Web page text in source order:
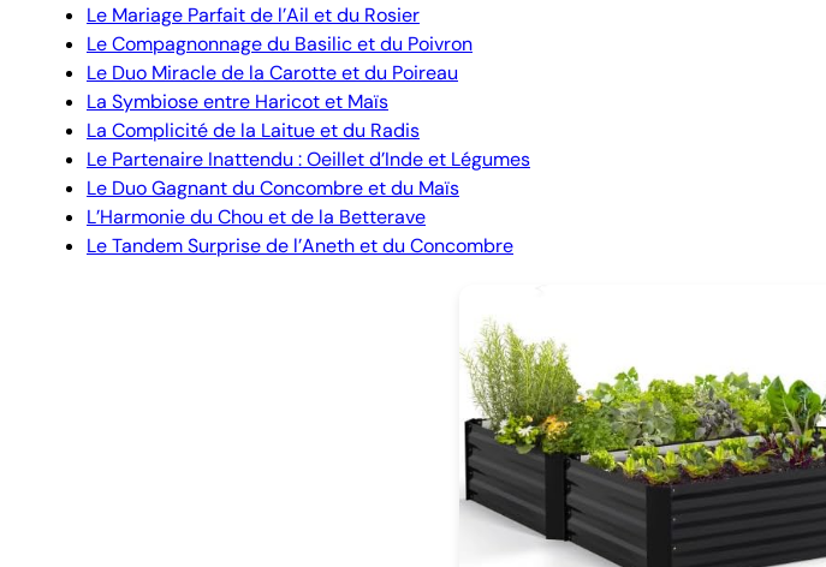
Le Mariage Parfait de l’Ail et du Rosier
Le Compagnonnage du Basilic et du Poivron
Le Duo Miracle de la Carotte et du Poireau
La Symbiose entre Haricot et Maïs
La Complicité de la Laitue et du Radis
Le Partenaire Inattendu : Oeillet d’Inde et Légumes
Le Duo Gagnant du Concombre et du Maïs
L’Harmonie du Chou et de la Betterave
Le Tandem Surprise de l’Aneth et du Concombre